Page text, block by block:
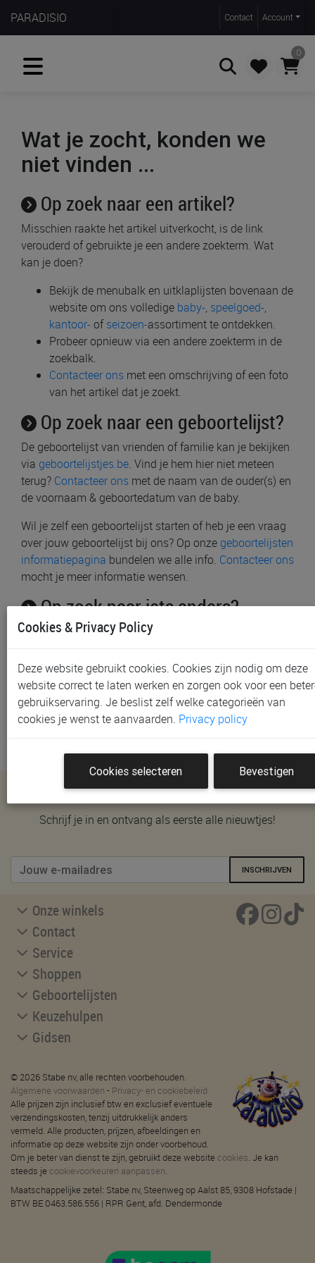
PARADISIO Contact Account
0
Wat je zocht, konden we
niet vinden ...
Op zoek naar een artikel?
Misschien raakte het artikel uitverkocht, is de link
verouderd of gebruikte je een andere zoekterm. Wat
kan je doen?
Bekijk de menubalk en uitklaplijsten bovenaan de
website om ons volledige baby-, speelgoed-,
kantoor- ofseizoen-assortiment te ontdekken.
Probeer opnieuw via een andere zoekterm in de
zoekbalk.
Contacteer ons met een omschrijving of een foto
van het artikel dat je zoekt.
Op zoek naar een geboortelijst?
De geboortelijst van vrienden of familie kan je bekijken
via geboortelijstjes.be. Vind je hem hier niet meteen
terug? Contacteer ons met de naam van de ouder(s) en
de voornaam & geboortedatum van de baby.
Wil je zelf een geboortelijst starten of heb je een vraag
over jouw geboortelijst bij ons? Op onze geboortelijsten
informatiepagina bundelen we alle info. Contacteer ons
mocht je meer informatie wensen.
Op zoek naar iets anders?
We helpen je graag verder. Neem contact met ons op
zo snel mogelijk. Word je liever telefonisch of in één
van onze winkels verder geholpen? Bekijk onze
winkelpaginavoor adressen, openingsuren en
afspraakmogelijkheden.
Nieuwsbrief
Schrijf je in en ontvang als eerste alle nieuwtjes!
INSCHRIJVEN
Onze winkels
Contact
Service
Shoppen
Geboortelijsten
Keuzehulpen
Gidsen
© 2026 Stabe nv, alle rechten voorbehouden.
Algemene voorwaarden - Privacy- en cookiebeleid
Alle prijzen zijn inclusief btw en exclusief eventuele
verzendingskosten, tenzij uitdrukkelijk anders
vermeld. Alle producten, prijzen, afbeeldingen en
informatie op deze website zijn onder voorbehoud.
Om je beter van dienst te zijn, gebruikt deze website cookies. Je kan
steeds je cookievoorkeuren aanpassen.
Maatschappelijke zetel: Stabe nv, Steenweg op Aalst 85, 9308 Hofstade |
BTW BE 0463.586.556 | RPR Gent, afd. Dendermonde
Cookies & Privacy Policy
Deze website gebruikt cookies. Cookies zijn nodig om deze
website correct te laten werken en zorgen ook voor een
gebruikservaring. Je beslist zelf welke categorieën van
cookies je wenst te aanvaarden. Privacy policy
Cookies selecteren Bevestigen